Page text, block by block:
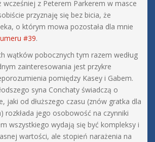
wcześniej z Peterem Parkerem w masce
przyznaję się bez bicia, że
o którym mowa pozostała dla mnie
#39.
wątków pobocznych tym razem według
zainteresowania jest przykre
pomiędzy Kasey i Gabem.
syna Conchaty świadczą o
jaki od dłuższego czasu (znów gratka dla
rozkłada jego osobowość na czynniki
wszystkiego wydają się być kompleksy i
wartości, ale stopień narażenia na